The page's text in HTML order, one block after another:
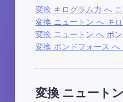
変換 キログラム力 へ
変換 ニュートン へ キ
変換 ニュートン へ ポ
変換 ポンドフォース へ
変換 ニュート